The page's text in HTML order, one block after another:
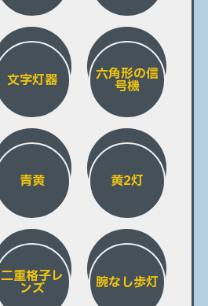
文字灯器 六角形の信
号機
青黄 黄2灯
二重格子レ
ンズ 腕なし歩灯